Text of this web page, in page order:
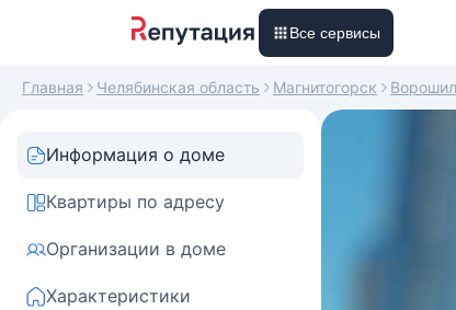
Все сервисы
Главная Челябинская область Магнитогорск
Информация о доме
Квартиры по адресу
Организации в доме
Характеристики